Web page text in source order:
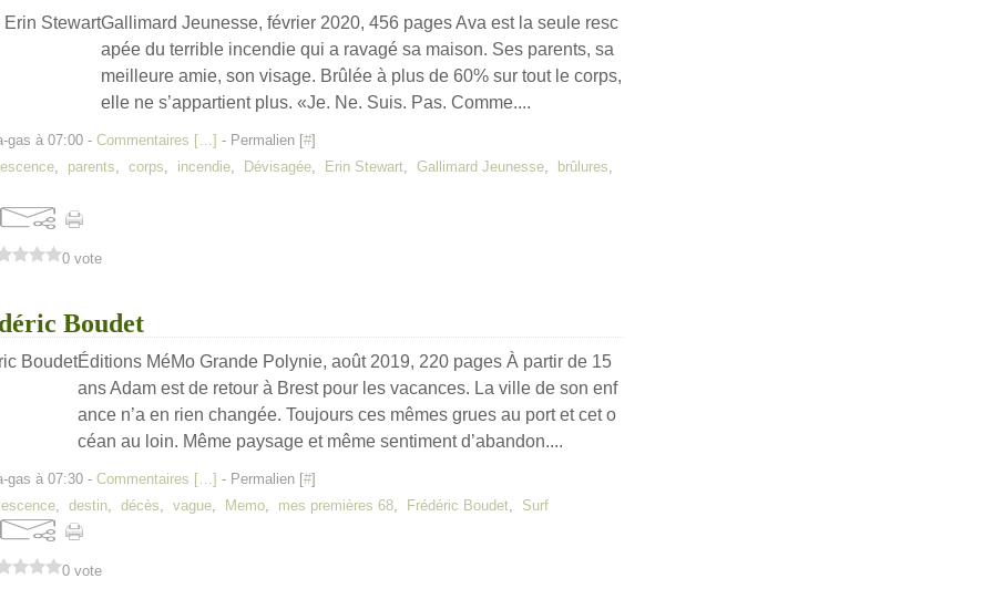
Gallimard Jeunesse, février 2020, 456 pages Ava est la seule resc
apée du terrible incendie qui a ravagé sa maison. Ses parents, sa
meilleure amie, son visage. Brûlée à plus de 60% sur tout le corps,
elle ne s’appartient plus. «Je. Ne. Suis. Pas. Comme....
gas à 07:00 - Commentaires […] - Permalien [#]
, parents, corps, incendie, Dévisagée, Erin Stewart, Gallimard Jeunesse, brûlures,
0 vote
Boudet
Éditions MéMo Grande Polynie, août 2019, 220 pages À partir de 15
ans Adam est de retour à Brest pour les vacances. La ville de son enf
ance n’a en rien changée. Toujours ces mêmes grues au port et cet o
céan au loin. Même paysage et même sentiment d’abandon....
gas à 07:30 - Commentaires […] - Permalien [#]
, destin, décès, vague, Memo, mes premières 68, Frédéric Boudet, Surf
0 vote